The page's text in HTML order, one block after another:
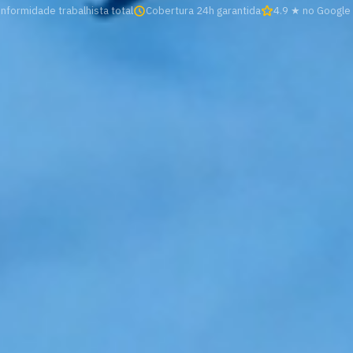
trabalhista total Cobertura 24h garantida 4.9 ★ no Google